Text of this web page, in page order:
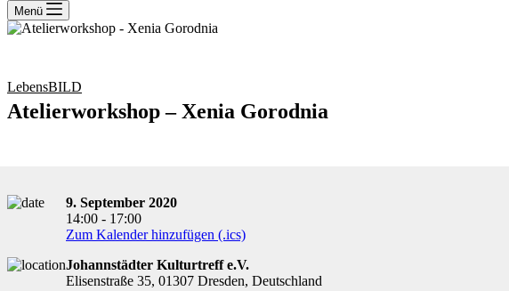
Menü
LebensBILD
Atelierworkshop – Xenia Gorodnia
9. September 2020
14:00 - 17:00
Zum Kalender hinzufügen (.ics)
Johannstädter Kulturtreff e.V.
Elisenstraße 35, 01307 Dresden, Deutschland